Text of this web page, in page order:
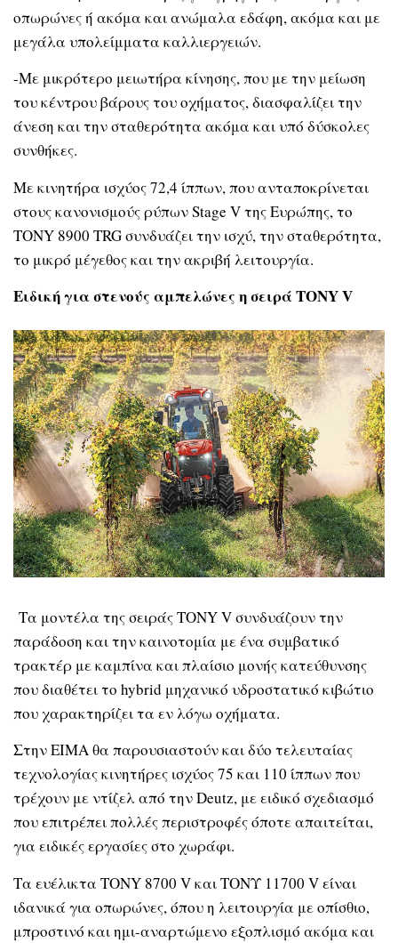
οπωρώνες ή ακόμα και ανώμαλα εδάφη, ακόμα και με
μεγάλα υπολείμματα καλλιεργειών.
-Με μικρότερο μειωτήρα κίνησης, που με την μείωση
του κέντρου βάρους του οχήματος, διασφαλίζει την
άνεση και την σταθερότητα ακόμα και υπό δύσκολες
συνθήκες.
Με κινητήρα ισχύος 72,4 ίππων, που ανταποκρίνεται
στους κανονισμούς ρύπων Stage V της Ευρώπης, το
TONY 8900 TRG συνδυάζει την ισχύ, την σταθερότητα,
το μικρό μέγεθος και την ακριβή λειτουργία.
Ειδική για στενούς αμπελώνες η σειράTONYV
Τα μοντέλα της σειράς TONY V συνδυάζουν την
παράδοση και την καινοτομία με ένα συμβατικό
τρακτέρ με καμπίνα και πλαίσιο μονής κατεύθυνσης
που διαθέτει το hybrid μηχανικό υδροστατικό κιβώτιο
που χαρακτηρίζει τα εν λόγω οχήματα.
Στην EIMA θα παρουσιαστούν και δύο τελευταίας
τεχνολογίας κινητήρες ισχύος 75 και 110 ίππων που
τρέχουν με ντίζελ από την Deutz, με ειδικό σχεδιασμό
που επιτρέπει πολλές περιστροφές όποτε απαιτείται,
για ειδικές εργασίες στο χωράφι.
Τα ευέλικτα TONY 8700 V και ΤΟΝΥ 11700 V είναι
ιδανικά για οπωρώνες, όπου η λειτουργία με οπίσθιο,
μπροστινό και ημι-αναρτώμενο εξοπλισμό ακόμα και